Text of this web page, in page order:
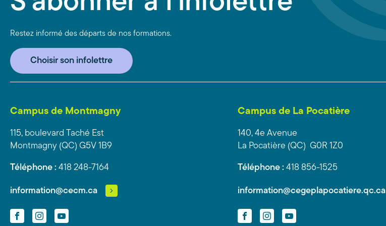
Restez informé des départs de nos formations.
Choisir son infolettre
Campus de Montmagny
115, boulevard Taché Est
Montmagny (QC) G5V 1B9
Téléphone : 418 248-7164
information@cecm.ca
FacebookInstagramYouTube
Campus de La Pocatière
140, 4e Avenue
La Pocatière (QC) G0R 1Z0
Téléphone : 418 856-1525
information@cegeplapocatiere.qc.ca
FacebookInstagramYouTube